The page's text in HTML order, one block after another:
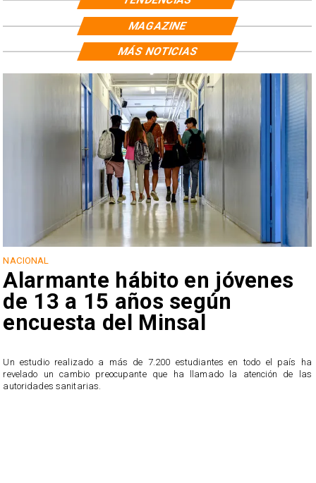
MAGAZINE
NACIONAL
Alarmante hábito en jóvenes
de 13 a 15 años según
encuesta del Minsal
Un estudio realizado a más de 7.200 estudiantes en todo el país ha
revelado un cambio preocupante que ha llamado la atención de las
autoridades sanitarias.
MÁS NOTICIAS